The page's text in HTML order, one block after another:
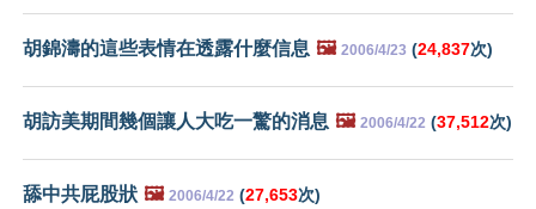
胡錦濤的這些表情在透露什麼信息 🖼️ 2006/4/23 (24,837次)
胡訪美期間幾個讓人大吃一驚的消息 🖼️ 2006/4/22 (37,512次)
舔中共屁股狀 🖼️ 2006/4/22 (27,653次)